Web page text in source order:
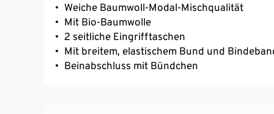
Weiche Baumwoll-Modal-Mischqualität
Mit Bio-Baumwolle
2 seitliche Eingrifftaschen
Mit breitem, elastischem Bund und
Beinabschluss mit Bündchen